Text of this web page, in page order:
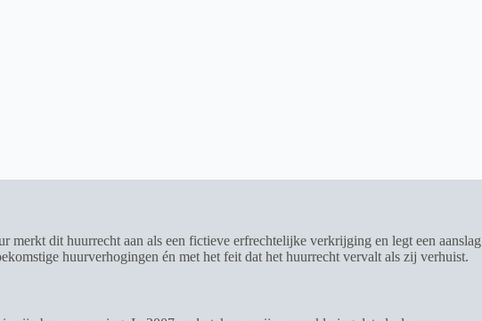
dit huurrecht aan als een fictieve erfrechtelijke verkrijging en legt een aanslag
huurverhogingen én met het feit dat het huurrecht vervalt als zij verhuist.